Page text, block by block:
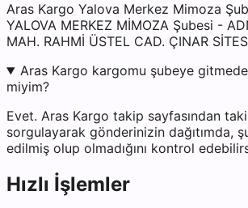
Aras Kargo Yalova Merkez Mimoza
YALOVA MERKEZ MİMOZA Şubesi -
MAH. RAHMİ ÜSTEL CAD. ÇINAR
Aras Kargo kargomu şubeye
miyim?
Evet. Aras Kargo takip sayfasından
sorgulayarak gönderinizin dağıtımda,
edilmiş olup olmadığını kontrol
Hızlı İşlemler